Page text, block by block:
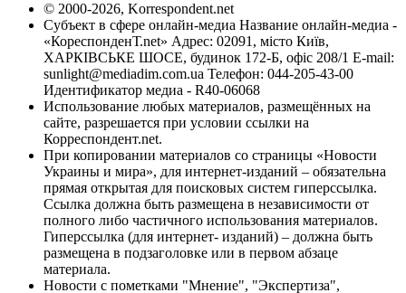
© 2000-2026, Korrespondent.net
Субъект в сфере онлайн-медиа Название онлайн-медиа -
«КореспонденТ.net» Адрес: 02091, місто Київ,
ХАРКІВСЬКЕ ШОСЕ, будинок 172-Б, офіс 208/1 E-mail:
sunlight@mediadim.com.ua Телефон: 044-205-43-00
Идентификатор медиа - R40-06068
Использование любых материалов, размещённых на
сайте, разрешается при условии ссылки на
Корреспондент.net.
При копировании материалов со страницы «Новости
Украины и мира», для интернет-изданий – обязательна
прямая открытая для поисковых систем гиперссылка.
Ссылка должна быть размещена в независимости от
полного либо частичного использования материалов.
Гиперссылка (для интернет- изданий) – должна быть
размещена в подзаголовке или в первом абзаце
материала.
Новости с пометками "Мнение", "Экспертиза",